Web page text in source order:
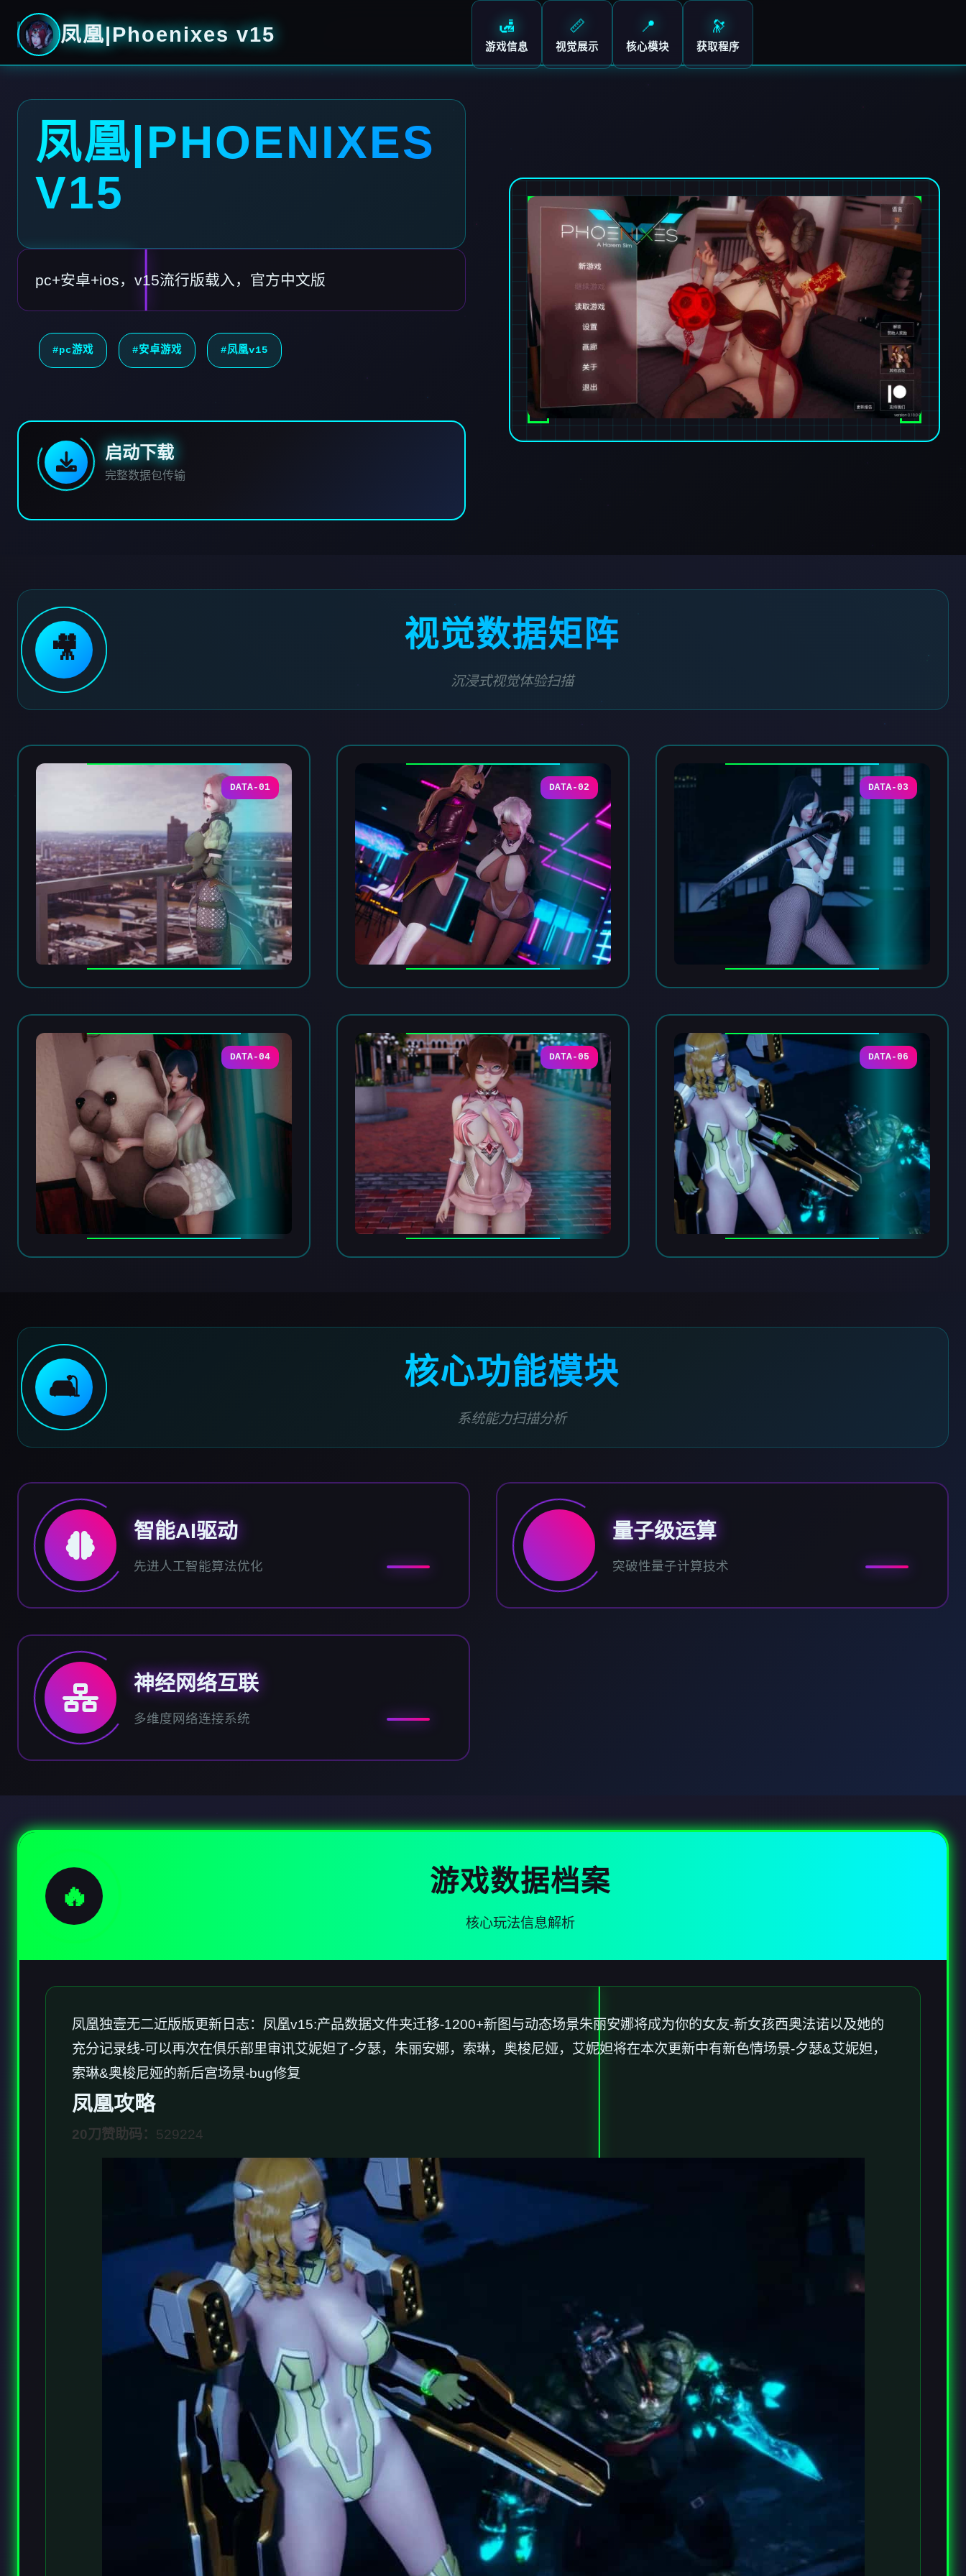
凤凰|Phoenixes v15 🛃
游戏信息
📏
视觉展示
📍
核心模块
🔭
获取程序
凤凰|PHOENIXES
V15
pc+安卓+ios，v15流行版载入，官方中文版
#pc游戏 #安卓游戏 #凤凰v15
启动下载
完整数据包传输
🎥 视觉数据矩阵
沉浸式视觉体验扫描
DATA-01 DATA-02 DATA-03
DATA-04 DATA-05 DATA-06
🛋️ 核心功能模块
系统能力扫描分析
智能AI驱动
先进人工智能算法优化
量子级运算
突破性量子计算技术
神经网络互联
多维度网络连接系统
🔥 游戏数据档案
核心玩法信息解析
凤凰独壹无二近版版更新日志：凤凰v15:产品数据文件夹迁移-1200+新图与动态场景朱丽安娜将成为你的女友-新女孩西奥法诺以及她的
充分记录线-可以再次在俱乐部里审讯艾妮妲了-夕瑟，朱丽安娜，索琳，奥梭尼娅，艾妮妲将在本次更新中有新色情场景-夕瑟&艾妮妲，
索琳&奥梭尼娅的新后宫场景-bug修复
凤凰攻略
20刀赞助码： 529224